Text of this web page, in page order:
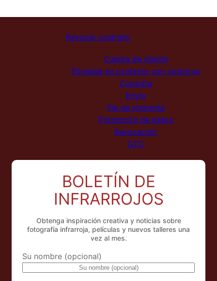
Revocar contrato
Cuenta de cliente
Póngase en contacto con nosotros
Consulta
Envío
Pie de imprenta
Protección de datos
Revocación
GTC
BOLETÍN DE
INFRARROJOS
Obtenga inspiración creativa y noticias sobre
fotografía infrarroja, películas y nuevos talleres una
vez al mes.
Su nombre (opcional)